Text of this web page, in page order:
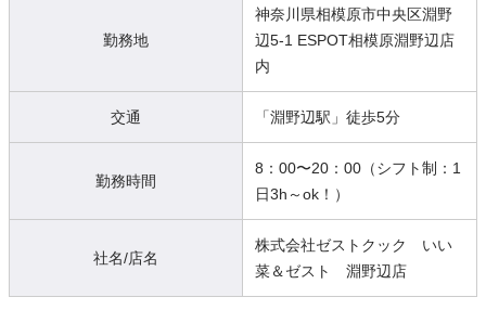
勤務地
神奈川県相模原市中央区淵野
辺5-1 ESPOT相模原淵野辺店
内
交通 「淵野辺駅」徒歩5分
勤務時間
8：00〜20：00（シフト制：1
日3h～ok！）
社名/店名
株式会社ゼストクック いい
菜＆ゼスト 淵野辺店